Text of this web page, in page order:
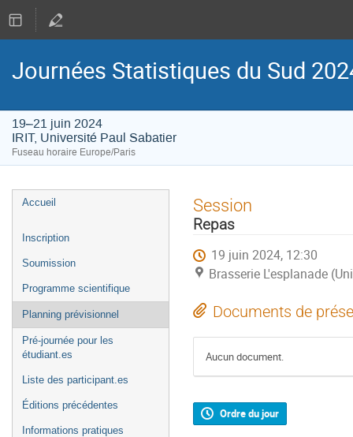
Journées Statistiques du Sud
19–21 juin 2024
IRIT, Université Paul Sabatier
Fuseau horaire Europe/Paris
Menu
l'événement
Accueil
Inscription
Soumission
Programme scientifique
Planning prévisionnel
Pré-journée pour les
étudiant.es
Liste des participant.es
Éditions précédentes
Informations pratiques
Session
Repas
19 juin 2024, 12:30
Brasserie L'esplanade
Documents de
Aucun document.
Ordre du jour